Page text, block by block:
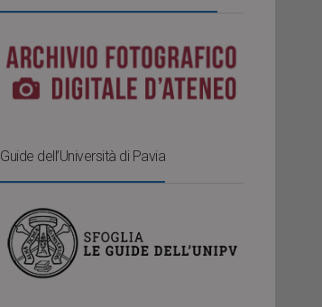
Guide dell’Università di Pavia